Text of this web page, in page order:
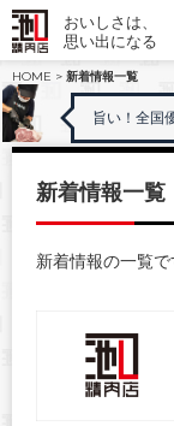
おいしさは、
思い出になる
HOME > 新着情報一覧
旨い！全国
新着情報一覧
新着情報の一覧で